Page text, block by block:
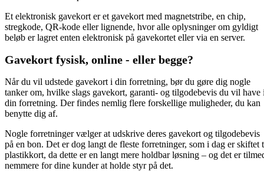
Et elektronisk gavekort er et gavekort med magnetstribe, en chip,
stregkode, QR-kode eller lignende, hvor alle oplysninger om gyldigt
beløb er lagret enten elektronisk på gavekortet eller via en server.
Gavekort fysisk, online - eller begge?
Når du vil udstede gavekort i din forretning, bør du gøre dig nogle
tanker om, hvilke slags gavekort, garanti- og tilgodebevis du vil have
din forretning. Der findes nemlig flere forskellige muligheder, du kan
benytte dig af.
Nogle forretninger vælger at udskrive deres gavekort og tilgodebevis
på en bon. Det er dog langt de fleste forretninger, som i dag er skiftet
plastikkort, da dette er en langt mere holdbar løsning – og det er
nemmere for dine kunder at holde styr på det.